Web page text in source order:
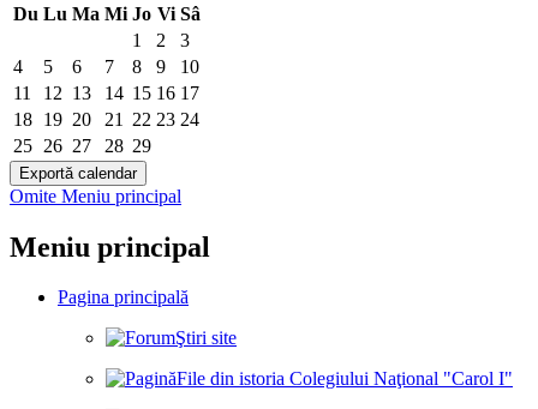
Du Lu Ma Mi Jo Vi Sâ
1
2
3
4
5 6 7 8 9
10
11
12 13 14 15 16 17
18 19 20 21 22 23 24
25 26 27 28 29
Omite Meniu principal
Meniu principal
Pagina principală
Ştiri site
File din istoria Colegiului Naţional "Carol I"